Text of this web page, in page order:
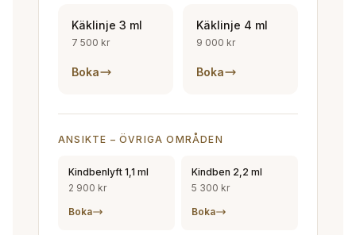
Käklinje 3 ml
7 500 kr
Boka
Käklinje 4 ml
9 000 kr
Boka
ANSIKTE – ÖVRIGA OMRÅDEN
Kindbenlyft 1,1 ml
2 900 kr
Boka
Kindben 2,2 ml
5 300 kr
Boka